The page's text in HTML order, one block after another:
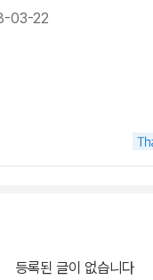
03-22
등록된 글이 없습니다